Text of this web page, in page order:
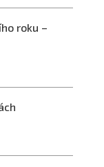
roku –